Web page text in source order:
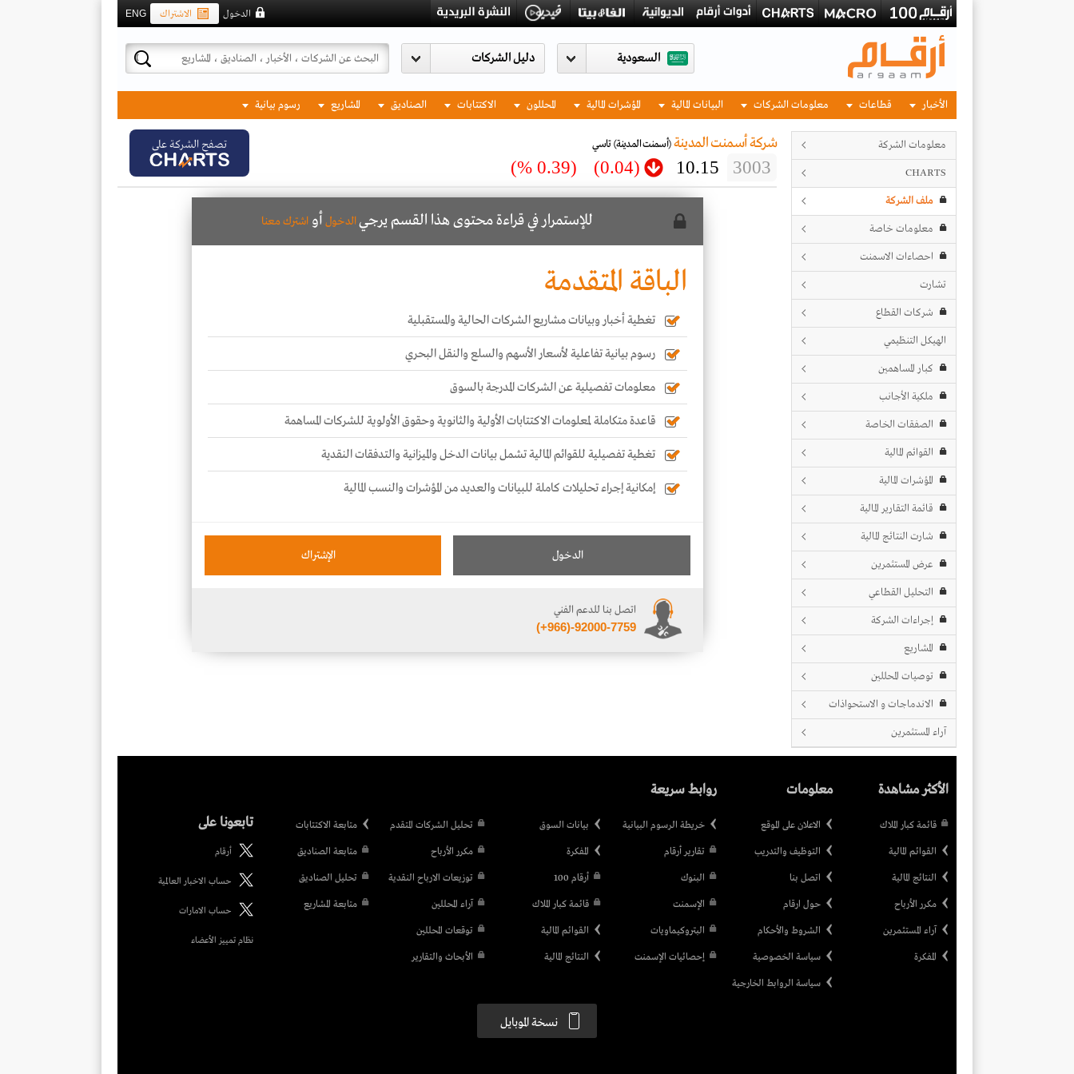
ENG الاشتراك الدخول
السعودية
الأخبار قطاعات معلومات الشركات البيانات المالية المؤشرات المالية المحللون الاكتتابات الصناديق المشاريع رسوم بيانية
معلومات الشركة
CHARTS
ملف الشركة
معلومات خاصة
احصاءات الاسمنت
تشارت
شركات القطاع
الهيكل التنظيمي
كبار المساهمين
ملكية الأجانب
الصفقات الخاصة
القوائم المالية
المؤشرات المالية
قائمة التقارير المالية
شارت النتائج المالية
عرض المستثمرين
التحليل القطاعي
إجراءات الشركة
المشاريع
توصيات المحللين
الاندماجات و الاستحواذات
آراء المستثمرين
شركة أسمنت المدينة (أسمنت المدينة)تاسي
3003
10.15
(0.04)
(0.39 %)
تصفح الشركة على
للإستمرار في قراءة محتوى هذا القسم يرجيالدخول أو اشترك معنا
الباقة المتقدمة
تغطية أخبار وبيانات مشاريع الشركات الحالية والمستقبلية
رسوم بيانية تفاعلية لأسعار الأسهم والسلع والنقل البحري
معلومات تفصيلية عن الشركات المدرجة بالسوق
قاعدة متكاملة لمعلومات الاكتتابات الأولية والثانوية وحقوق الأولوية للشركات المساهمة
تغطية تفصيلية للقوائم المالية تشمل بيانات الدخل والميزانية والتدفقات النقدية
إمكانية إجراء تحليلات كاملة للبيانات والعديد من المؤشرات والنسب المالية
الدخول الإشتراك
اتصل بنا للدعم الفني
(+966)-92000-7759
الأكثر مشاهدة
قائمة كبار الملاك
القوائم المالية
النتائج المالية
مكرر الأرباح
آراء المستثمرين
المفكرة
معلومات
الاعلان على الموقع
التوظيف والتدريب
اتصل بنا
حول ارقام
الشروط والأحكام
سياسة الخصوصية
سياسة الروابط الخارجية
روابط سريعة
خريطة الرسوم البيانية
تقارير أرقام
البنوك
الإسمنت
البتروكيماويات
إحصائيات الإسمنت
بيانات السوق
المفكرة
أرقام 100
قائمة كبار الملاك
القوائم المالية
النتائج المالية
تحليل الشركات المتقدم
مكرر الأرباح
توزيعات الارباح النقدية
آراء المحللين
توقعات المحللين
الأبحاث والتقارير
متابعة الاكتتابات
متابعة الصناديق
تحليل الصناديق
متابعة المشاريع
تابعونا على
أرقام
حساب الاخبار العالمية
حساب الامارات
نظام تمييز الأعضاء
نسخة الموبايل